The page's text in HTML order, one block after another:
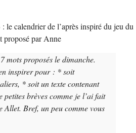
le calendrier de l’après inspiré du jeu du
proposé par Anne
mots proposés le dimanche.
inspirer pour : * soit
* soit un texte contenant
petites brèves comme je l’ai fait
Allet. Bref, un peu comme vous